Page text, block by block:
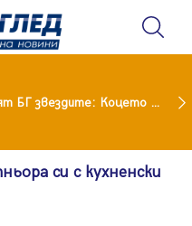
Къде живеят БГ звездите: Коцето с дворец, Лозанова с имение, Миро с дом за над 2 млн. евро
си с кухненски